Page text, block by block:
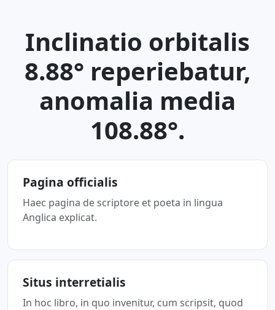
Inclinatio orbitalis
8.88° reperiebatur,
anomalia media
108.88°.
Pagina officialis
Haec pagina de scriptore et poeta in lingua
Anglica explicat.
Situs interretialis
In hoc libro, in quo invenitur, cum scripsit, quod